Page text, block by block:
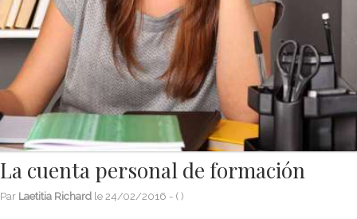
La cuenta personal de formación
Par Laetitia Richard le 24/02/2016 - ( )